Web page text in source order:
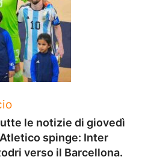
le notizie di giovedì
spinge: Inter
verso il Barcellona.